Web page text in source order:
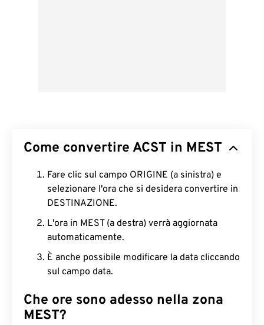
Come convertire ACST in MEST
Fare clic sul campo ORIGINE (a sinistra) e
selezionare l'ora che si desidera convertire in
DESTINAZIONE.
L'ora in MEST (a destra) verrà aggiornata
automaticamente.
È anche possibile modificare la data cliccando
sul campo data.
Che ore sono adesso nella zona
MEST?